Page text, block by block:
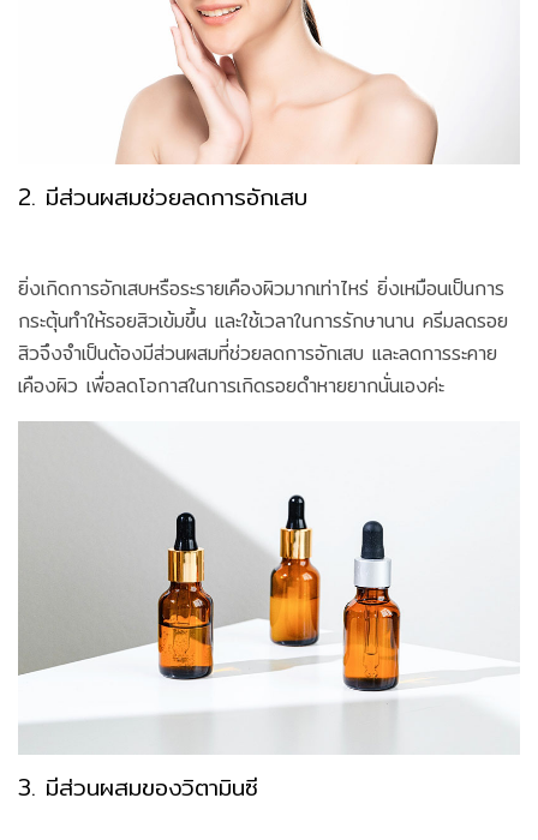
2. มีส่วนผสมช่วยลดการอักเสบ
ยิ่งเกิดการอักเสบหรือระรายเคืองผิวมากเท่าไหร่ ยิ่งเหมือนเป็นการ
กระตุ้นทำให้รอยสิวเข้มขึ้น และใช้เวลาในการรักษานาน ครีมลดรอย
สิวจึงจำเป็นต้องมีส่วนผสมที่ช่วยลดการอักเสบ และลดการระคาย
เคืองผิว เพื่อลดโอกาสในการเกิดรอยดำหายยากนั่นเองค่ะ
3. มีส่วนผสมของวิตามินซี